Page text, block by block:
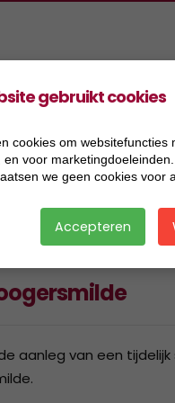
Aannemingen BV
Handel BV
Research BV
Transport BV
BV
2026
2025
2024
2023
2022
2020
aanleg van een
gebruikt cookies
cookies om
en voor
we geen cookies voor
Accepteren